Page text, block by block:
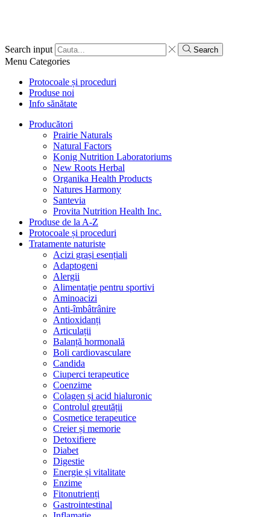
Search input Search
Menu Categories
Protocoale și proceduri
Produse noi
Info sănătate
Producători
Prairie Naturals
Natural Factors
Konig Nutrition Laboratoriums
New Roots Herbal
Organika Health Products
Natures Harmony
Santevia
Provita Nutrition Health Inc.
Produse de la A-Z
Protocoale și proceduri
Tratamente naturiste
Acizi grași esențiali
Adaptogeni
Alergii
Alimentație pentru sportivi
Aminoacizi
Anti-îmbâtrânire
Antioxidanți
Articulații
Balanță hormonală
Boli cardiovasculare
Candida
Ciuperci terapeutice
Coenzime
Colagen și acid hialuronic
Controlul greutății
Cosmetice terapeutice
Creier și memorie
Detoxifiere
Diabet
Digestie
Energie și vitalitate
Enzime
Fitonutrienți
Gastrointestinal